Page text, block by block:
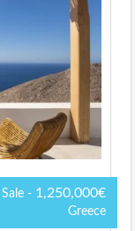
1,250,000€
Greece